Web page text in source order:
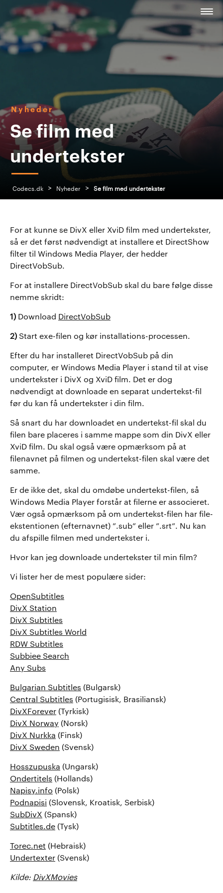
Nyheder
Se film med
undertekster
Codecs.dk > Nyheder > Se film med undertekster
For at kunne se DivX eller XviD film med undertekster,
så er det først nødvendigt at installere et DirectShow
filter til Windows Media Player, der hedder
DirectVobSub.
For at installere DirectVobSub skal du bare følge disse
nemme skridt:
1) Download DirectVobSub
2) Start exe-filen og kør installations-processen.
Efter du har installeret DirectVobSub på din
computer, er Windows Media Player i stand til at vise
undertekster i DivX og XviD film. Det er dog
nødvendigt at downloade en separat undertekst-fil
før du kan få undertekster i din film.
Så snart du har downloadet en undertekst-fil skal du
filen bare placeres i samme mappe som din DivX eller
XviD film. Du skal også være opmærksom på at
filenavnet på filmen og undertekst-filen skal være det
samme.
Er de ikke det, skal du omdøbe undertekst-filen, så
Windows Media Player forstår at filerne er associeret.
Vær også opmærksom på om undertekst-filen har file-
ekstentionen (efternavnet) ”.sub” eller ”.srt”. Nu kan
du afspille filmen med undertekster i.
Hvor kan jeg downloade undertekster til min film?
Vi lister her de mest populære sider:
OpenSubtitles
DivX Station
DivX Subtitles
DivX Subtitles World
RDW Subtitles
Subbiee Search
Any Subs
Bulgarian Subtitles (Bulgarsk)
Central Subtitles (Portugisisk, Brasiliansk)
DivXForever (Tyrkisk)
DivX Norway (Norsk)
DivX Nurkka (Finsk)
DivX Sweden (Svensk)
Hosszupuska (Ungarsk)
Ondertitels (Hollands)
Napisy.info (Polsk)
Podnapisi (Slovensk, Kroatisk, Serbisk)
SubDivX (Spansk)
Subtitles.de (Tysk)
Torec.net (Hebraisk)
Undertexter (Svensk)
Kilde: DivXMovies